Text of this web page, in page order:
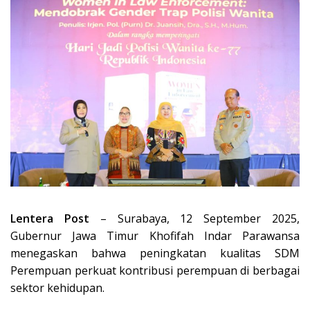
Lentera Post – Surabaya, 12 September 2025,
Gubernur Jawa Timur Khofifah Indar Parawansa
menegaskan bahwa peningkatan kualitas SDM
Perempuan perkuat kontribusi perempuan di berbagai
sektor kehidupan.